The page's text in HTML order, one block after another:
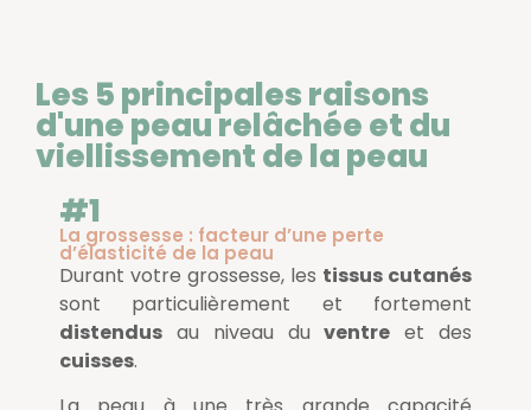
Les 5 principales raisons
d'une peau relâchée et du
viellissement de la peau
#1
La grossesse : facteur d’une perte
d’élasticité de la peau
Durant votre grossesse, les tissus cutanés
sont particulièrement et fortement
distendus au niveau duventre et des
cuisses.